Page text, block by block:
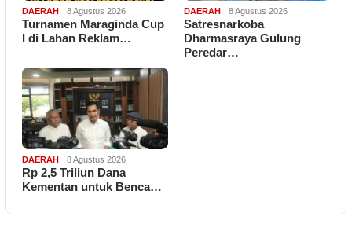
DAERAH 8 Agustus 2026
Turnamen Maraginda Cup
I di Lahan Reklam…
DAERAH 8 Agustus 2026
Satresnarkoba
Dharmasraya Gulung
Peredar…
DAERAH 8 Agustus 2026
Rp 2,5 Triliun Dana
Kementan untuk Benca…